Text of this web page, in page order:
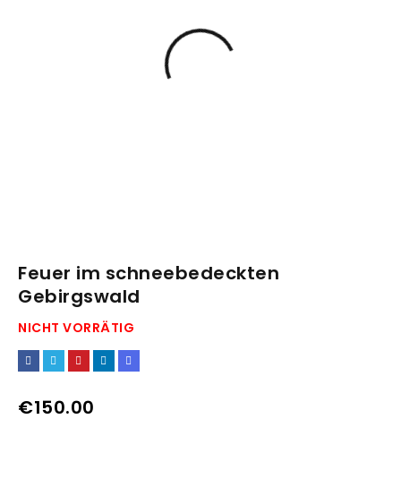
Feuer im schneebedeckten
Gebirgswald
NICHT VORRÄTIG
€150.00